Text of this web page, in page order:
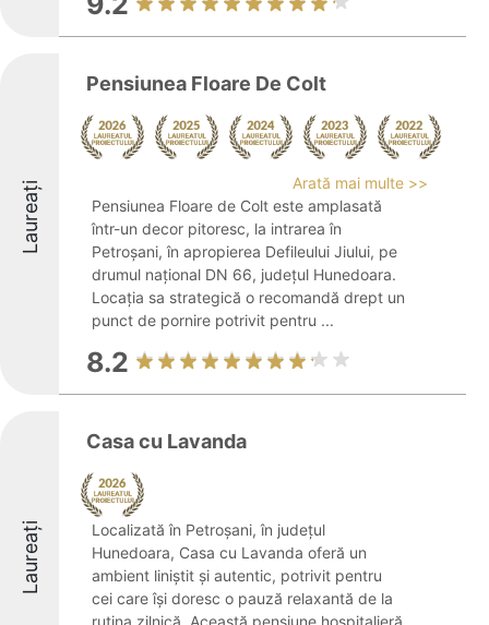
Laureați
Pensiunea Floare De Colt
Arată mai multe >>
Pensiunea Floare de Colt este amplasată
într-un decor pitoresc, la intrarea în
Petroșani, în apropierea Defileului Jiului, pe
drumul național DN 66, județul Hunedoara.
Locația sa strategică o recomandă drept un
punct de pornire potrivit pentru ...
8.2
Laureați
Casa cu Lavanda
Localizată în Petroșani, în județul
Hunedoara, Casa cu Lavanda oferă un
ambient liniștit și autentic, potrivit pentru
cei care își doresc o pauză relaxantă de la
rutina zilnică. Această pensiune hospitalieră